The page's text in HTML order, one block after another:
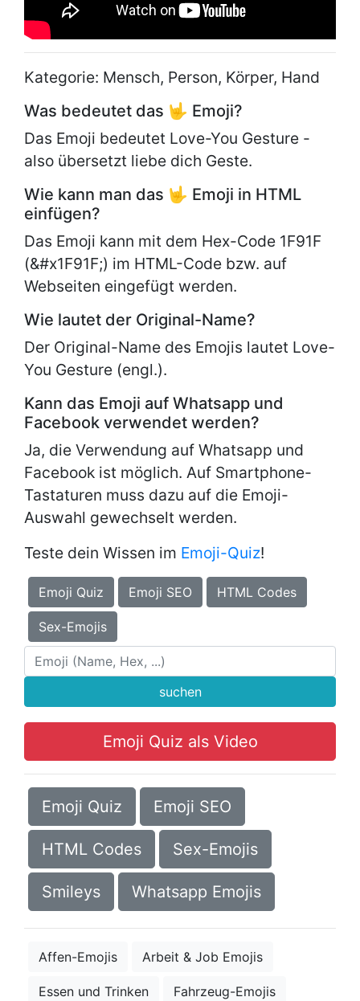
Kategorie: Mensch, Person, Körper, Hand
Was bedeutet das 🤟 Emoji?
Das Emoji bedeutet Love-You Gesture -
also übersetzt liebe dich Geste.
Wie kann man das 🤟 Emoji in HTML
einfügen?
Das Emoji kann mit dem Hex-Code 1F91F
(&#x1F91F;) im HTML-Code bzw. auf
Webseiten eingefügt werden.
Wie lautet der Original-Name?
Der Original-Name des Emojis lautet Love-
You Gesture (engl.).
Kann das Emoji auf Whatsapp und
Facebook verwendet werden?
Ja, die Verwendung auf Whatsapp und
Facebook ist möglich. Auf Smartphone-
Tastaturen muss dazu auf die Emoji-
Auswahl gewechselt werden.
Teste dein Wissen im Emoji-Quiz!
Emoji Quiz Emoji SEO HTML Codes
Sex-Emojis
suchen
Emoji Quiz als Video
Emoji Quiz Emoji SEO
HTML Codes Sex-Emojis
Smileys Whatsapp Emojis
Affen-Emojis Arbeit & Job Emojis
Essen und Trinken Fahrzeug-Emojis